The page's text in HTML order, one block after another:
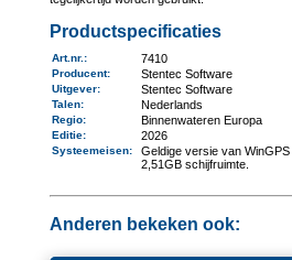
Productspecificaties
Art.nr. : 7410
Producent: Stentec Software
Uitgever: Stentec Software
Talen: Nederlands
Regio: Binnenwateren Europa
Editie: 2026
Systeemeisen:
Geldige versie van
2,51GB schijfruimte.
Anderen bekeken ook: